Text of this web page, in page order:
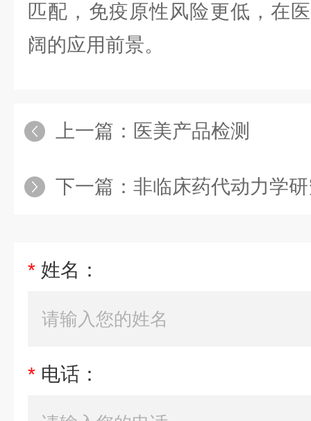
匹配，免疫原性风险更低，在
阔的应用前景。
上一篇： 医美产品检测
下一篇： 非临床药代动力学
* 姓名：
* 电话：